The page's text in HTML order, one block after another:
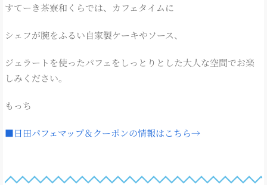
すてーき茶寮和くらでは、カフェタイムに
シェフが腕をふるい自家製ケーキやソース、
ジェラートを使ったパフェをしっとりとした大人な空間でお楽
しみください。
もっち
■日田パフェマップ＆クーポンの情報はこちら→